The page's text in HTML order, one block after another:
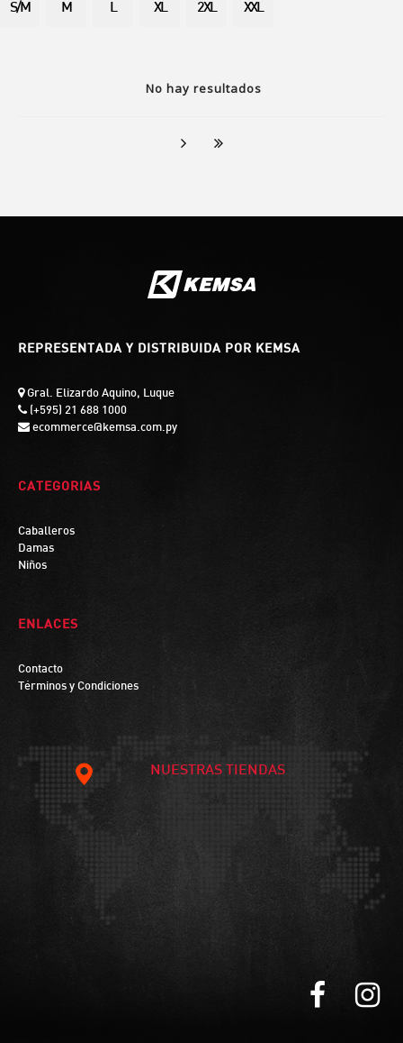
No hay resultados
S/M M L XL 2XL XXL
REPRESENTADA Y DISTRIBUIDA POR KEMSA
Gral. Elizardo Aquino, Luque
(+595) 21 688 1000
ecommerce@kemsa.com.py
CATEGORIAS
Caballeros
Damas
Niños
ENLACES
Contacto
Términos y Condiciones
NUESTRAS TIENDAS